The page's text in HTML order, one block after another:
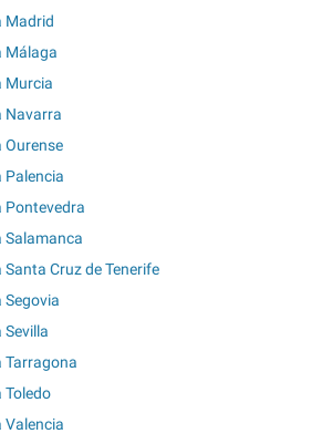
Madrid
Málaga
Murcia
Navarra
Ourense
Palencia
Pontevedra
Salamanca
Cruz de Tenerife
Tarragona
Toledo
Valencia